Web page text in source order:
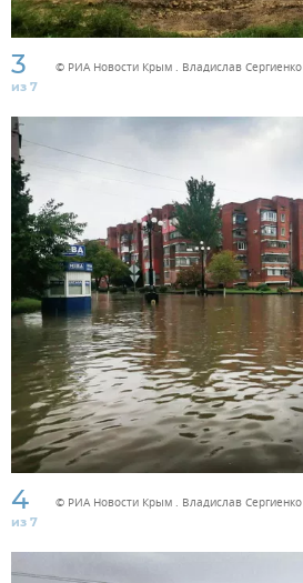
3
из 7
© РИА Новости Крым . Владислав Сергиенко
4
из 7
© РИА Новости Крым . Владислав Сергиенко